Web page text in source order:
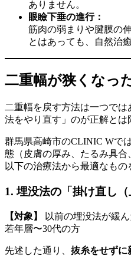
ありません。
眼瞼下垂の進行：
筋肉の弱まりや腱膜の
とはあっても、自然治
二重幅が狭くなっ
二重幅を戻す方法は一つで
法をやり直す」のが正解とは
群馬県高崎市のCLINIC Wで
態（皮膚の厚み、たるみ具合
以下の治療法から最適なもの
1. 埋没法の「掛け直し（
【対象】
以前の埋没法が緩
若年層〜30代の方
先述した通り、 抜糸をせずに